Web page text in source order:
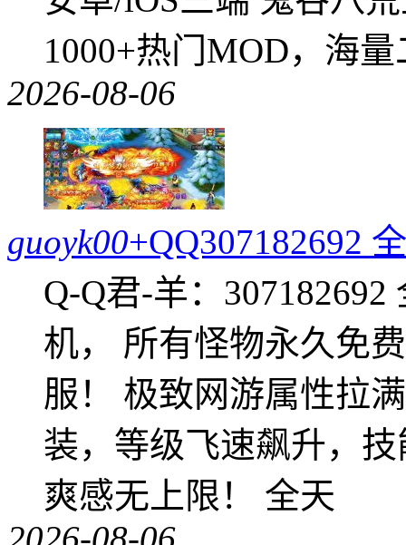
1000+热门MOD，海
2026-08-06
guoyk00+QQ307182692
Q-Q君-羊：
机， 所有怪物永久免
服！ 极致网游属性拉
装，等级飞速飙升，
爽感无上限！ 全天